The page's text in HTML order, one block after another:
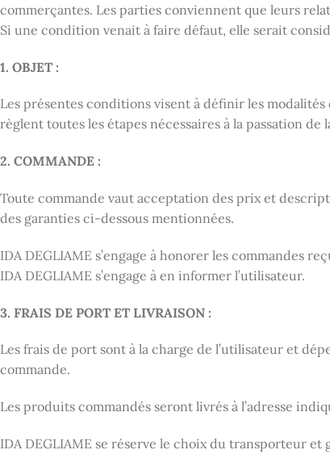
commerçantes. Les parties conviennent que leurs
Si une condition venait à faire défaut, elle serait
1. OBJET :
Les présentes conditions visent à définir les
règlent toutes les étapes nécessaires à la passation
2. COMMANDE :
Toute commande vaut acceptation des prix et
des garanties ci-dessous mentionnées.
IDA DEGLIAME s’engage à honorer les commandes
IDA DEGLIAME s’engage à en informer l’utilisateur.
3. FRAIS DE PORT ET LIVRAISON :
Les frais de port sont à la charge de l’utilisateur et
commande.
Les produits commandés seront livrés à l’adresse
IDA DEGLIAME se réserve le choix du transporteur